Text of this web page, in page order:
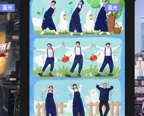
蓝光 蓝光